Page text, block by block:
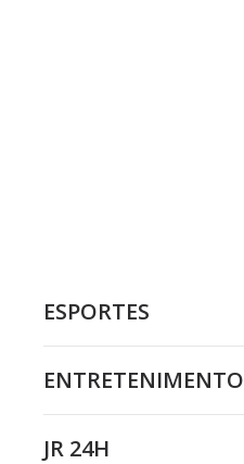
ESPORTES
ENTRETENIMENTO
JR 24H